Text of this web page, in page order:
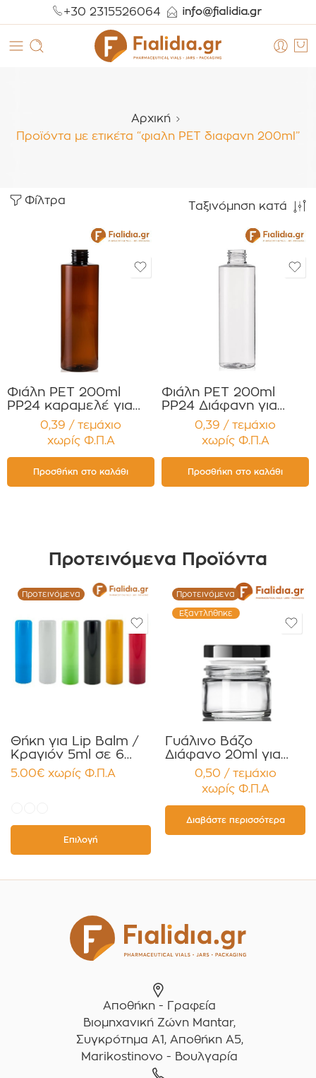
+30 2315526064
Αρχική
Προϊόντα με ετικέτα “φιαλη PET διαφανη 200ml”
Φίλτρα Ταξινόμηση κατά
Φιάλη PET 200ml
PP24 καραμελέ για
Κρέμες, Έλαια,
Σαμπουάν ,
Αφρόλουτρα ,
Αντηλιακά Συσκευασία
12 τεμαχίων
0,39 / τεμάχιο
χωρίς Φ.Π.Α
Προσθήκη στο καλάθι
Φιάλη PET 200ml
PP24 Διάφανη για
Κρέμες ,Έλαια,
Σαμπουάν,
Αφρόλουτρα ,
Αντηλιακά Συσκευασία
12 τεμαχίων
0,39 / τεμάχιο
χωρίς Φ.Π.Α
Προσθήκη στο καλάθι
Προτεινόμενα Προϊόντα
Προτεινόμενα
Θήκη για Lip Balm /
Κραγιόν 5ml σε 6
χρώματα Πακέτο
10τεμ.
5.00€ χωρίς Φ.Π.Α
Επιλογή
Προτεινόμενα
Εξαντλήθηκε
Γυάλινο Βάζο
Διάφανο 20ml για
Κρέμες και
Κηραλοιφές με
Μαύρο Γυαλιστερό
Καπάκι Παρέμβυσμα
Συσκευασία 12
τεμαχίων
0,50 / τεμάχιο
χωρίς Φ.Π.Α
Διαβάστε περισσότερα
Αποθήκη - Γραφεία
Βιομηχανική Ζώνη Mantar,
Συγκρότημα A1, Αποθήκη Α5,
Marikostinovo - Βουλγαρία